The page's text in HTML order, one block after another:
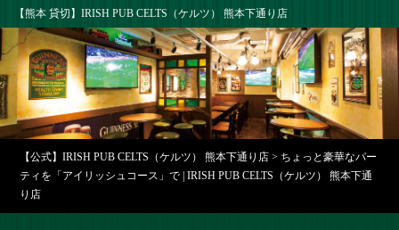
【熊本 貸切】IRISH PUB CELTS（ケルツ） 熊本下通り店
【公式】IRISH PUB CELTS（ケルツ） 熊本下通り店 > ちょっと豪華なパー
ティを「アイリッシュコース」で | IRISH PUB CELTS（ケルツ） 熊本下通
り店